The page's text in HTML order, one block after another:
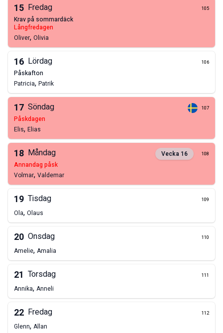
15 Fredag 105
krav på sommardäck
långfredagen
Oliver, Olivia
16 Lördag 106
påskafton
Patricia, Patrik
17 Söndag 107
påskdagen
Elis, Elias
18 Måndag Vecka 16 108
annandag påsk
Volmar, Valdemar
19 Tisdag 109
Ola, Olaus
20 Onsdag 110
Amelie, Amalia
21 Torsdag 111
Annika, Anneli
22 Fredag 112
Glenn, Allan